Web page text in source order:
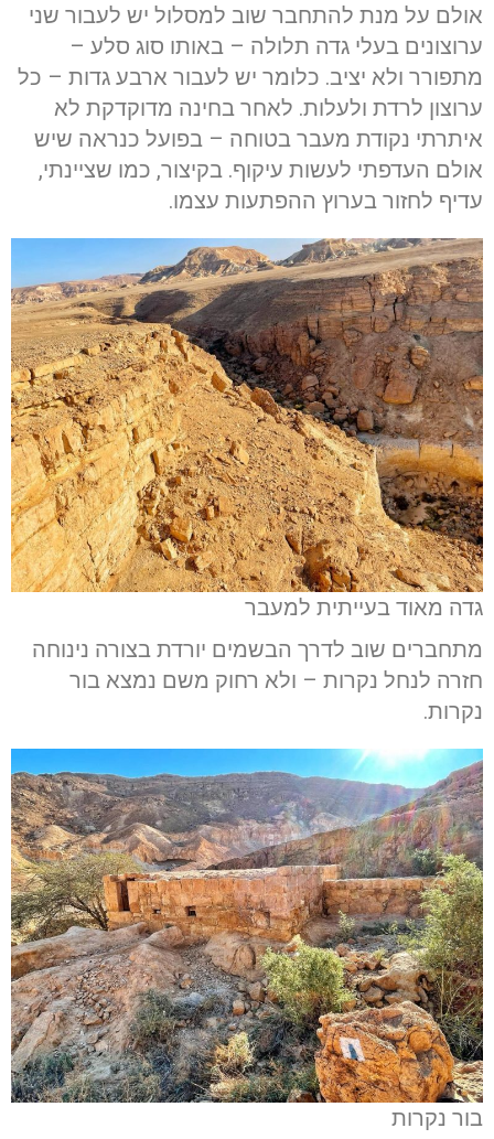
אולם על מנת להתחבר שוב למסלול יש לעבור שני
ערוצונים בעלי גדה תלולה – באותו סוג סלע –
מתפורר ולא יציב. כלומר יש לעבור ארבע גדות – כל
ערוצון לרדת ולעלות. לאחר בחינה מדוקדקת לא
איתרתי נקודת מעבר בטוחה – בפועל כנראה שיש
אולם העדפתי לעשות עיקוף. בקיצור, כמו שציינתי,
עדיף לחזור בערוץ ההפתעות עצמו.
גדה מאוד בעייתית למעבר
מתחברים שוב לדרך הבשמים יורדת בצורה נינוחה
חזרה לנחל נקרות – ולא רחוק משם נמצא בור
נקרות.
בור נקרות